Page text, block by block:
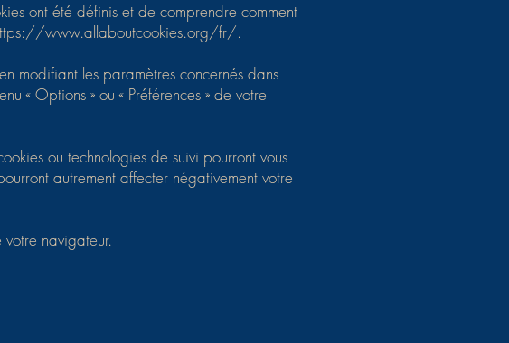
ont été définis et de comprendre comment
www.allaboutcookies.org/fr/.
modifiant les paramètres concernés dans
« Options » ou « Préférences » de votre
ou technologies de suivi pourront vous
autrement affecter négativement votre
votre navigateur.